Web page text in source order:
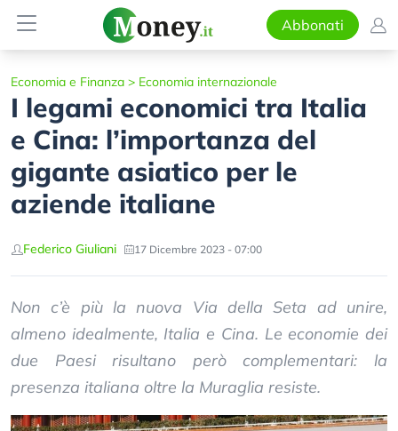
Abbonati
Economia e Finanza > Economia internazionale
I legami economici tra Italia
e Cina: l’importanza del
gigante asiatico per le
aziende italiane
Federico Giuliani 17 Dicembre 2023 - 07:00
Non c’è più la nuova Via della Seta ad unire,
almeno idealmente, Italia e Cina. Le economie dei
due Paesi risultano però complementari: la
presenza italiana oltre la Muraglia resiste.